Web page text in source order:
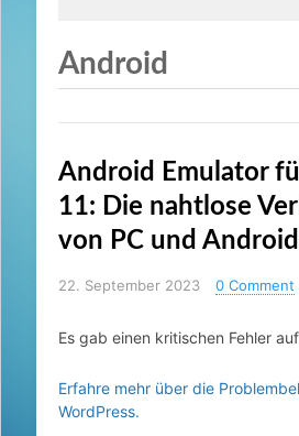
Android
Android Emulator
11: Die nahtlose
von PC und Android
22. September 2023 0 Comment
Es gab einen kritischen Fehler
Erfahre mehr über die
WordPress.